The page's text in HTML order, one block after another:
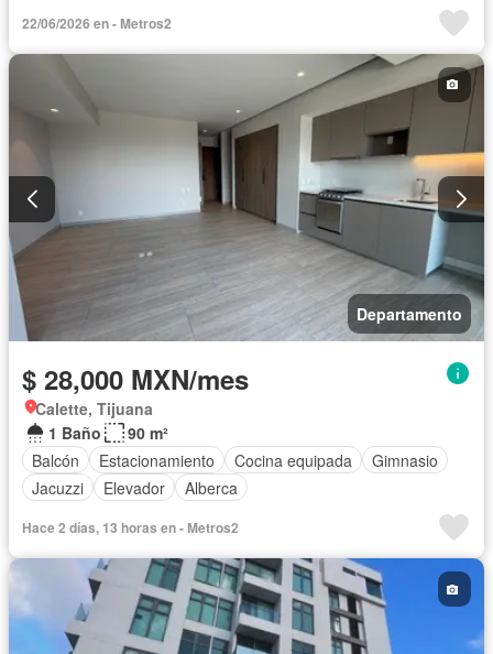
22/06/2026 en - Metros2
Departamento
$ 28,000 MXN/mes
Calette, Tijuana
1 Baño
90 m²
Balcón
Estacionamiento Cocina equipada
Gimnasio
Jacuzzi
Elevador Alberca
Hace 2 días, 13 horas en - Metros2